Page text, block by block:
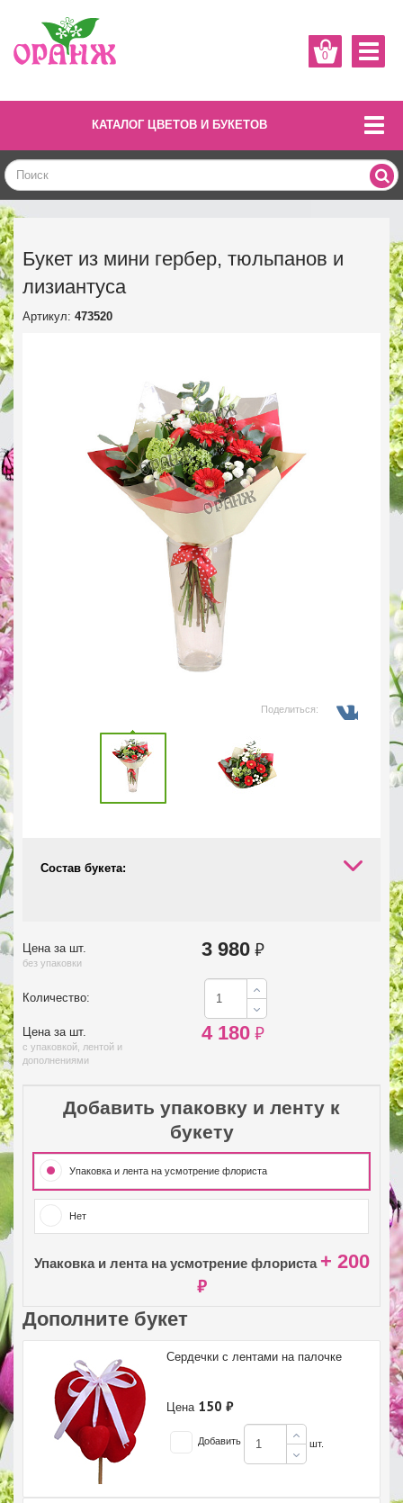
0
КАТАЛОГ ЦВЕТОВ И БУКЕТОВ
Букет из мини гербер, тюльпанов и
лизиантуса
Артикул: 473520
Поделиться:
Состав букета:
Цена за шт.
без упаковки
3 980 ₽
Количество:
Цена за шт.
с упаковкой, лентой и
дополнениями
4 180 ₽
Добавить упаковку и ленту к
букету
Упаковка и лента на усмотрение флориста
Нет
Упаковка и лента на усмотрение флориста + 200
₽
Дополните букет
Сердечки с лентами на палочке
Цена 150 ₽
Добавить шт.